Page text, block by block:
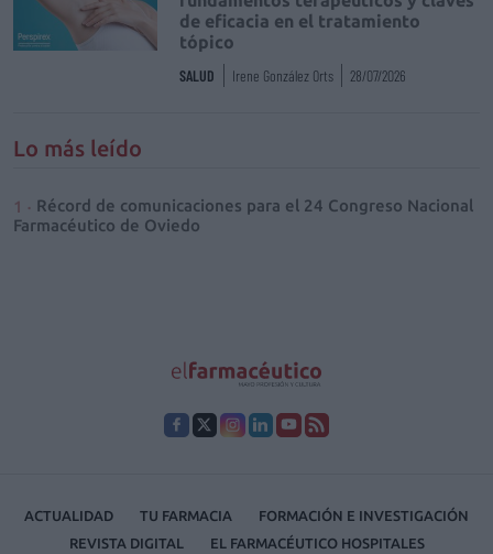
de eficacia en el tratamiento
tópico
SALUD Irene González Orts 28/07/2026
Lo más leído
Récord de comunicaciones para el 24 Congreso Nacional
Farmacéutico de Oviedo
ACTUALIDAD TU FARMACIA
FORMACIÓN E INVESTIGACIÓN
REVISTA DIGITAL
EL FARMACÉUTICO HOSPITALES